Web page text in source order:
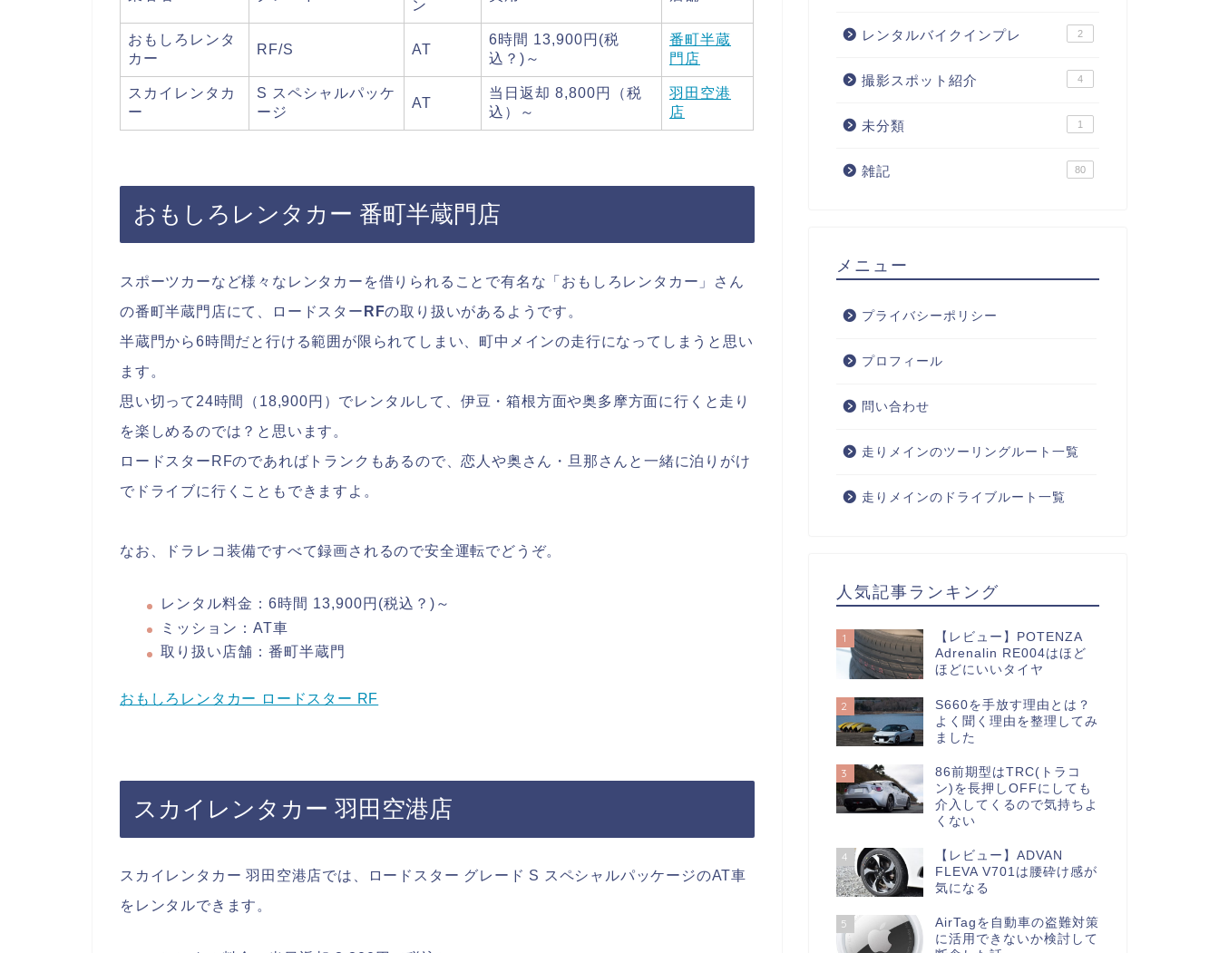
ン
おもしろレンタ
カー
RF/S AT
6時間 13,900円(税
込？)～
番町半蔵
門店
スカイレンタカ
ー
S スペシャルパッケ
ージ
AT
当日返却 8,800円（税
込）～
羽田空港
店
おもしろレンタカー 番町半蔵門店
スポーツカーなど様々なレンタカーを借りられることで有名な「おもしろレンタカー」さん
の番町半蔵門店にて、ロードスター RFの取り扱いがあるようです。
半蔵門から6時間だと行ける範囲が限られてしまい、町中メインの走行になってしまうと思い
ます。
思い切って24時間（18,900円）でレンタルして、伊豆・箱根方面や奥多摩方面に行くと走り
を楽しめるのでは？と思います。
ロードスターRFのであればトランクもあるので、恋人や奥さん・旦那さんと一緒に泊りがけ
でドライブに行くこともできますよ。
なお、ドラレコ装備ですべて録画されるので安全運転でどうぞ。
レンタル料金：6時間 13,900円(税込？)～
ミッション：AT車
取り扱い店舗：番町半蔵門
おもしろレンタカー ロードスター RF
スカイレンタカー 羽田空港店
スカイレンタカー 羽田空港店では、ロードスター グレード S スペシャルパッケージのAT車
をレンタルできます。
レンタルバイクインプレ 2
撮影スポット紹介 4
未分類 1
雑記 80
メニュー
プライバシーポリシー
プロフィール
問い合わせ
走りメインのツーリングルート一覧
走りメインのドライブルート一覧
人気記事ランキング
1
【レビュー】POTENZA
Adrenalin RE004はほど
ほどにいいタイヤ
2
S660を手放す理由とは？
よく聞く理由を整理してみ
ました
3
86前期型はTRC(トラコ
ン)を長押しOFFにしても
介入してくるので気持ちよ
くない
4
【レビュー】ADVAN
FLEVA V701は腰砕け感が
気になる
5
AirTagを自動車の盗難対策
に活用できないか検討して